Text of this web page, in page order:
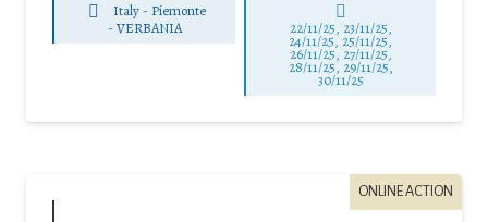
Italy - Piemonte
- VERBANIA 22/11/25, 23/11/25,
24/11/25, 25/11/25,
26/11/25, 27/11/25,
28/11/25, 29/11/25,
30/11/25
ONLINE ACTION